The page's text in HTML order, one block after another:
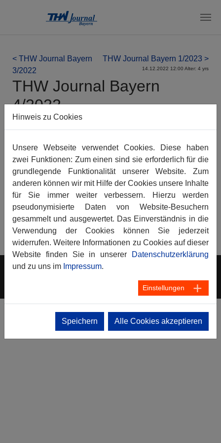
THW Journal Bayern 1/2023 >
< THW Journal Bayern
3/2022
14.12.2022 12:00 Alter: 4 yrs
THW Journal Bayern
4/2022
Das Blättermagazin finden Sie auch
bei > Yumpu.com.
<- Zurück zu: THW Journal Bayern
Hinweis zu Cookies
Unsere Webseite verwendet Cookies. Diese haben
zwei Funktionen: Zum einen sind sie erforderlich für die
grundlegende Funktionalität unserer Website. Zum
anderen können wir mit Hilfe der Cookies unsere Inhalte
für Sie immer weiter verbessern. Hierzu werden
pseudonymisierte Daten von Website-Besuchern
gesammelt und ausgewertet. Das Einverständnis in die
Verwendung der Cookies können Sie jederzeit
widerrufen. Weitere Informationen zu Cookies auf dieser
Website finden Sie in unserer
Datenschutzerklärung
und zu uns im Impressum.
Einstellungen
Speichern Alle Cookies akzeptieren